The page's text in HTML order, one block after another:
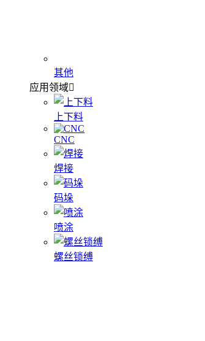
其他
应用领域
上下料
CNC
焊接
码垛
喷涂
螺丝锁缚